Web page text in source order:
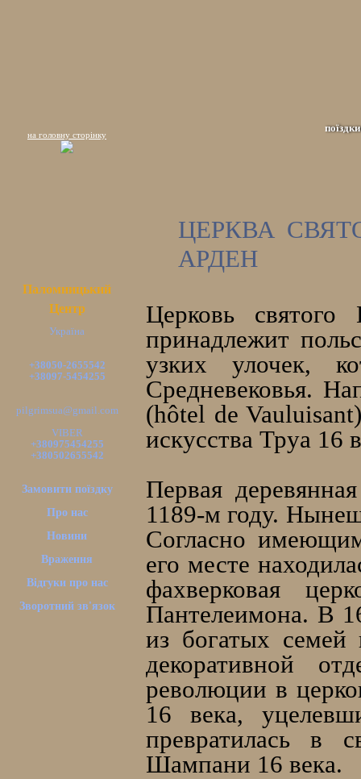
поїздки
на головну сторінку
Паломницький
Центр
Україна
+38050-2655542
+38097-5454255
pilgrimsua@gmail.com
VIBER
+380975454255
+380502655542
Замовити поїздку
Про нас
Новини
Враження
Відгуки про нас
Зворотний зв'язок
ЦЕРКВА
АРДЕН
Церковь святого
принадлежит
узких улочек,
Средневековья.
(hôtel de
искусства Труа 16
Первая
1189-м году.
Согласно
его месте
фахверковая
Пантелеимона. В
из богатых
декоративной
революции в
16 века,
превратилась в
Шампани 16 века.